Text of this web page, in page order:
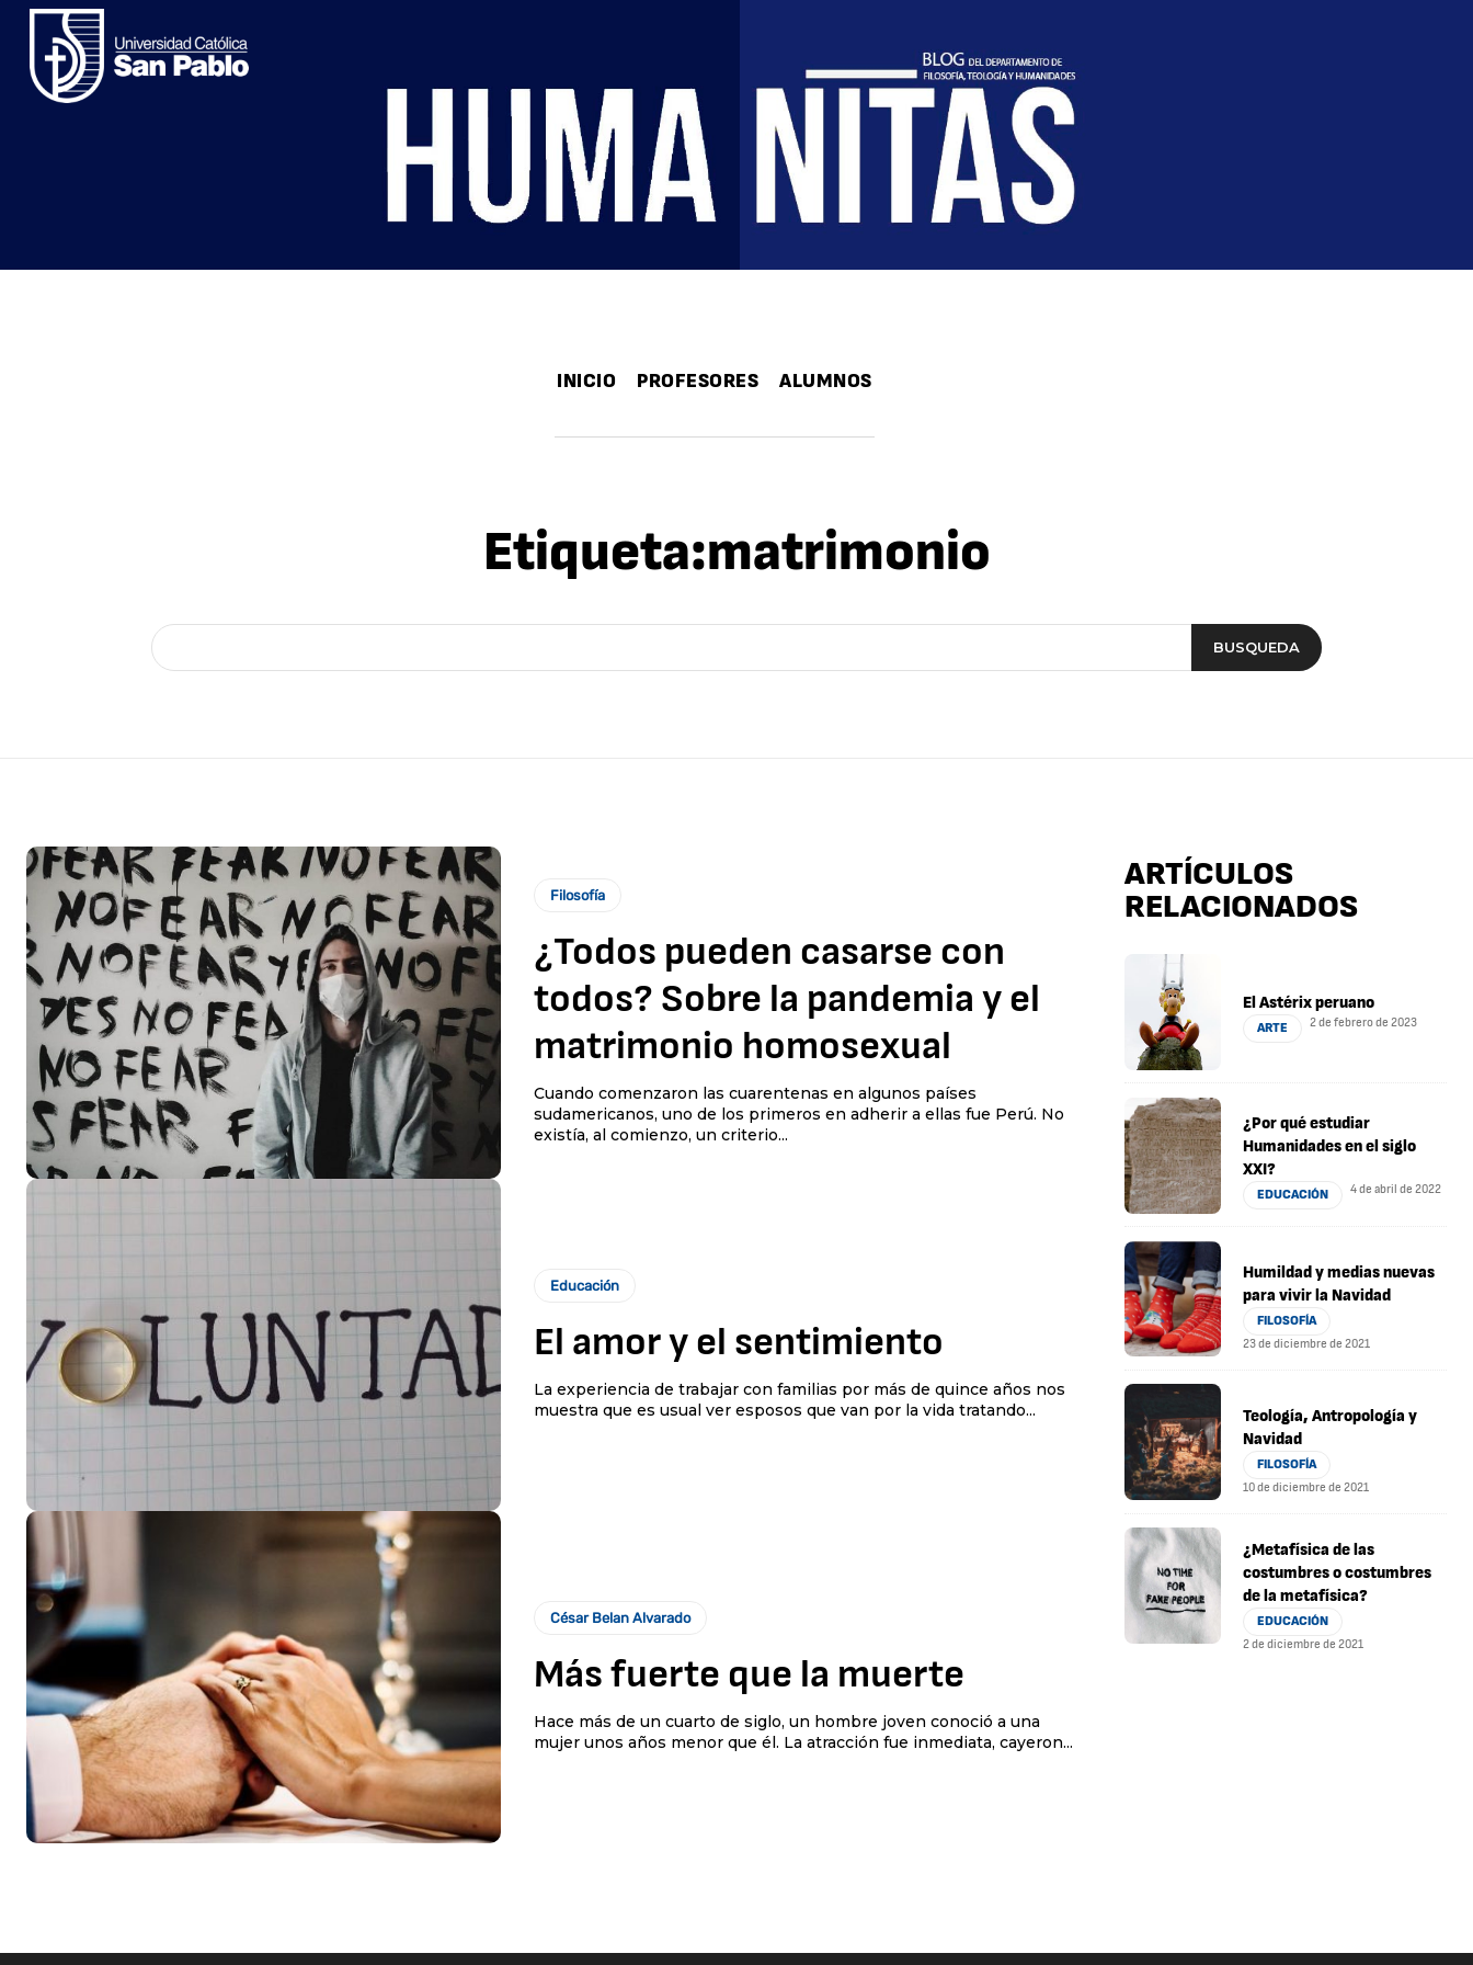
INICIO PROFESORES ALUMNOS
Etiqueta:matrimonio
BUSQUEDA
Filosofía
¿Todos pueden casarse con
todos? Sobre la pandemia y el
matrimonio homosexual
Cuando comenzaron las cuarentenas en algunos países
sudamericanos, uno de los primeros en adherir a ellas fue Perú. No
existía, al comienzo, un criterio...
Educación
El amor y el sentimiento
La experiencia de trabajar con familias por más de quince años nos
muestra que es usual ver esposos que van por la vida tratando...
César Belan Alvarado
Más fuerte que la muerte
Hace más de un cuarto de siglo, un hombre joven conoció a una
mujer unos años menor que él. La atracción fue inmediata, cayeron...
ARTÍCULOS
RELACIONADOS
El Astérix peruano
ARTE 2 de febrero de 2023
¿Por qué estudiar
Humanidades en el siglo
XXI?
EDUCACIÓN 4 de abril de 2022
Humildad y medias nuevas
para vivir la Navidad
FILOSOFÍA
23 de diciembre de 2021
Teología, Antropología y
Navidad
FILOSOFÍA
10 de diciembre de 2021
¿Metafísica de las
costumbres o costumbres
de la metafísica?
EDUCACIÓN
2 de diciembre de 2021